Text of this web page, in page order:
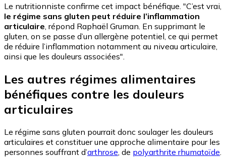
Le nutritionniste confirme cet impact bénéfique. "C’est vrai,
le régime sans gluten peut réduire l’inflammation
articulaire , répond Raphaël Gruman. En supprimant le
gluten, on se passe d’un allergène potentiel, ce qui permet
de réduire l’inflammation notamment au niveau articulaire,
ainsi que les douleurs associées".
Les autres régimes alimentaires
bénéfiques contre les douleurs
articulaires
Le régime sans gluten pourrait donc soulager les douleurs
articulaires et constituer une approche alimentaire pour les
personnes souffrant d’arthrose , de polyarthrite rhumatoïde